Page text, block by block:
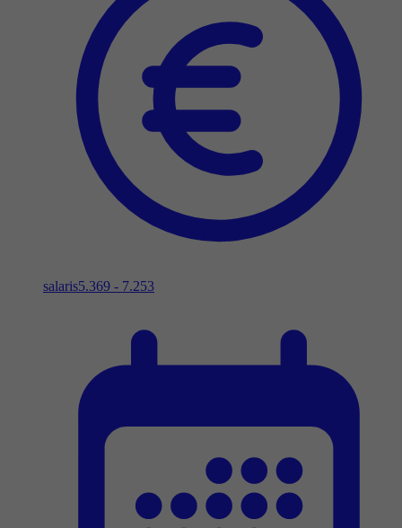
salaris5.369 - 7.253